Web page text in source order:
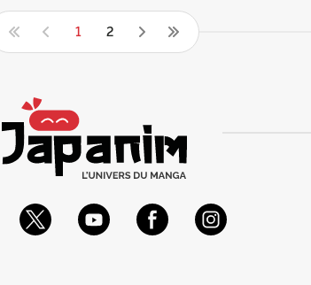
1 2